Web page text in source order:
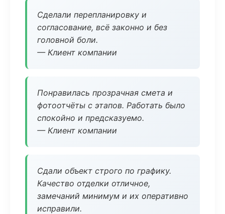
Сделали перепланировку и
согласование, всё законно и без
головной боли.
— Клиент компании
Понравилась прозрачная смета и
фотоотчёты с этапов. Работать было
спокойно и предсказуемо.
— Клиент компании
Сдали объект строго по графику.
Качество отделки отличное,
замечаний минимум и их оперативно
исправили.